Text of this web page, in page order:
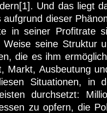
Und das liegt
aufgrund dieser
in seiner Profitrate
Weise seine Struktur
die es ihm
Markt, Ausbeutung
Situationen, in
durchsetzt:
zu opfern, die